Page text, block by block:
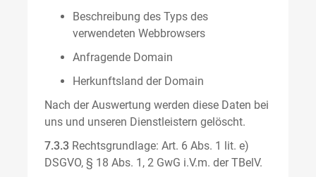
Beschreibung des Typs des
verwendeten Webbrowsers
Anfragende Domain
Herkunftsland der Domain
Nach der Auswertung werden diese Daten bei
uns und unseren Dienstleistern gelöscht.
7.3.3 Rechtsgrundlage: Art. 6 Abs. 1 lit. e)
DSGVO, § 18 Abs. 1, 2 GwG i.V.m. der TBelV.